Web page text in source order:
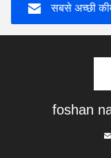
सबसे अच्छी
foshan